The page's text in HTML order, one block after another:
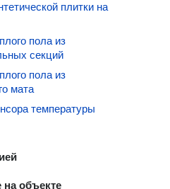
плитки на
пола из
секций
пола из
мата
температуры
объекте